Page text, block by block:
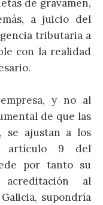
de gravamen,
a juicio del
tributaria a
con la realidad
y no al
de que las
se ajustan a los
artículo 9 del
por tanto su
al
supondría